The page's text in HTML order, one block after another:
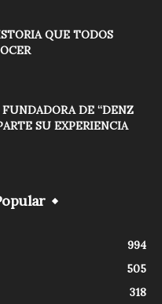
QUE TODOS
DE “DENZ
SU EXPERIENCIA
994
505
318